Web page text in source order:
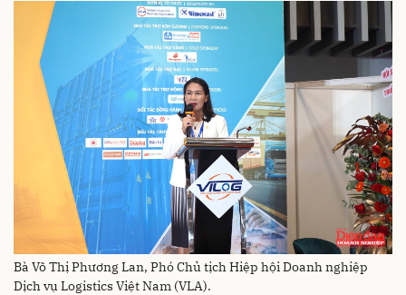
Bà Võ Thị Phương Lan, Phó Chủ tịch Hiệp hội Doanh nghiệp
Dịch vụ Logistics Việt Nam (VLA).